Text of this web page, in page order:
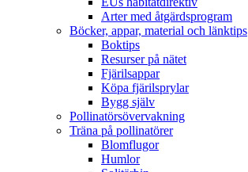
Arter med åtgärdsprogram
Böcker, appar, material och länktips
Boktips
Resurser på nätet
Fjärilsappar
Köpa fjärilsprylar
Bygg själv
Pollinatörsövervakning
Träna på pollinatörer
Blomflugor
Humlor